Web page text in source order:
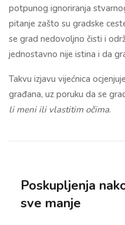
potpunog ignoriranja
pitanje zašto su gradske
se grad nedovoljno čisti i
jednostavno nije istina i da
Takvu izjavu vijećnica
građana, uz poruku da se
li meni ili vlastitim očima.
Poskupljenja
sve manje